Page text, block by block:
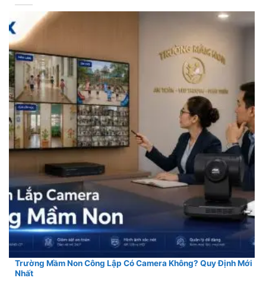
Trường Mầm Non Công Lập Có Camera Không? Quy Định Mới
Nhất